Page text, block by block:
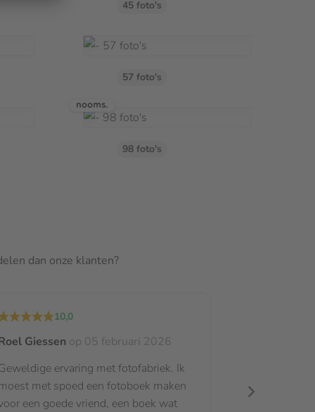
45 foto's
57 foto's
98 foto's
dan onze klanten?
10,0
Giessen op 05 februari 2026
ervaring met fotofabriek. Ik
met spoed een fotoboek maken
een goede vriend, een boek wat